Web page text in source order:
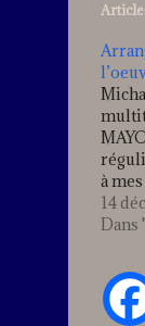
à
«
14
Dans